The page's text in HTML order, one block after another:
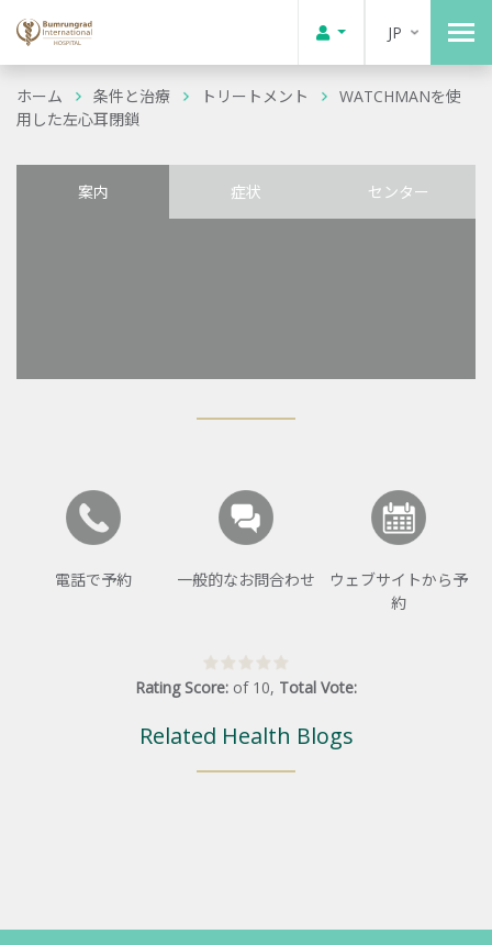
JP
ホーム 条件と治療 トリートメント
WATCHMANを使
用した左心耳閉鎖
案内 症状 センター
電話で予約 一般的なお問合わせ
ウェブサイトから予
約
Rating Score: of 10, Total Vote:
Related Health Blogs